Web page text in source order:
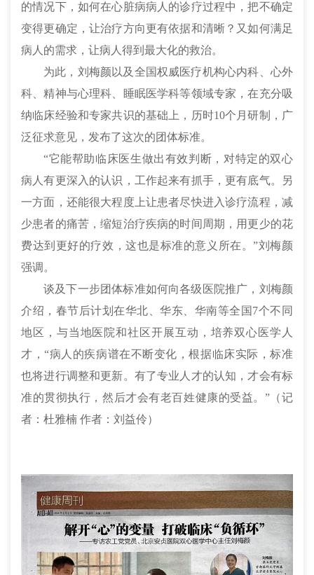
的情况下，如何在心脏病病人的诊疗过程中，把不确定
变得更确定，让治疗方向更有依据和清晰？又如何满足
病人的需求，让病人得到最大化的救治。
为此，刘梅颜以及全国权威医疗机构心内科、心外
科、精神与心理科、睡眠医学科等领域专家，在充分吸
纳临床经验和专家共识的基础上，历时10个月研制，广
泛征求意见，发布了这次的团体标准。
“它能帮助临床医生做出有效判断，对特定的双心
病人有更深入的认识，工作起来有抓手，更有底气。另
一方面，还能很大程度上让患者尽快进入诊疗流程，减
少患者的痛苦，缩短治疗疾病的时间周期，用更少的花
费达到更好的疗效，这也是标准的意义所在。”刘梅颜
强调。
谈及下一步团体标准如何向各级医院推广，刘梅颜
介绍，春节后计划在华北、华东、华南等全国7个不同
地区，与当地医院和社区开展互动，培养双心医学人
才，“病人的疾病谱在不断变化，根据临床实际，标准
也将进行调整和更新。有了专业人才的认知，才会有标
准的贯彻执行，然后才会有老百姓健康的受益。”（记
者：杜雅楠 作者：刘益伶）